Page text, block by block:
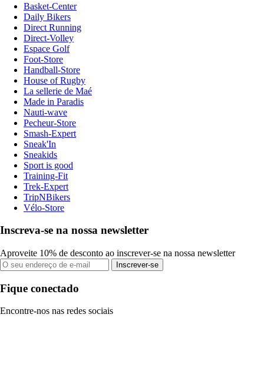
Basket-Center
Daily Bikers
Direct Running
Direct-Volley
Espace Golf
Foot-Store
Handball-Store
House of Rugby
La sellerie de Maé
Made in Paradis
Nauti-wave
Pecheur-Store
Smash-Expert
Sneak'In
Sneakids
Sport is good
Training-Fit
Trek-Expert
TripNBikers
Vélo-Store
Inscreva-se na nossa newsletter
Aproveite 10% de desconto ao inscrever-se na nossa newsletter
Inscrever-se
Fique conectado
Encontre-nos nas redes sociais